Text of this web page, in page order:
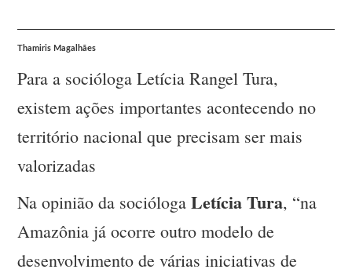
Thamiris Magalhães
Para a socióloga Letícia Rangel Tura,
existem ações importantes acontecendo no
território nacional que precisam ser mais
valorizadas
Na opinião da sociólogaLetícia Tura, “na
Amazônia já ocorre outro modelo de
desenvolvimento de várias iniciativas de